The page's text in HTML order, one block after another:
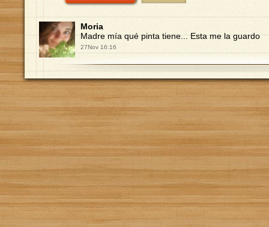
Moria
Madre mía qué pinta tiene... Esta me la guardo
27Nov 16:16